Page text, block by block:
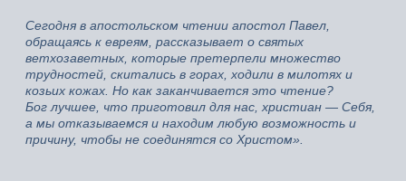
Сегодня в апостольском чтении апостол Павел,
обращаясь к евреям, рассказывает о святых
ветхозаветных, которые претерпели множество
трудностей, скитались в горах, ходили в милотях и
козьих кожах. Но как заканчивается это чтение?
Бог лучшее, что приготовил для нас, христиан — Себя,
а мы отказываемся и находим любую возможность и
причину, чтобы не соединятся со Христом».